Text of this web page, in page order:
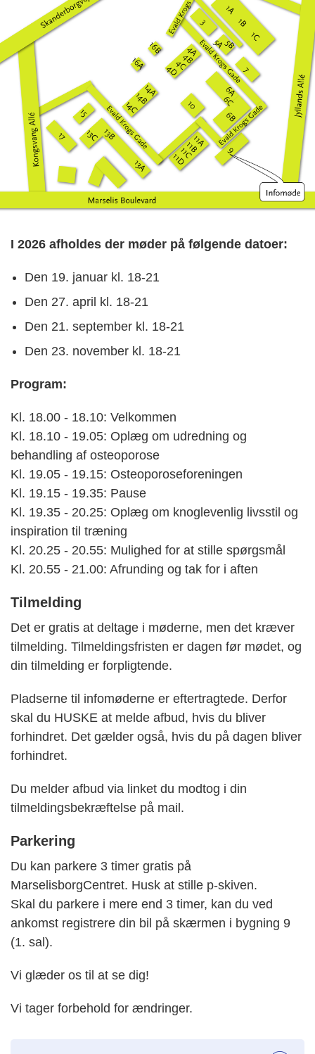
I 2026 afholdes der møder på følgende datoer:
Den 19. januar kl. 18-21
Den 27. april kl. 18-21
Den 21. september kl. 18-21
Den 23. november kl. 18-21
Program:
Kl. 18.00 - 18.10: Velkommen
Kl. 18.10 - 19.05: Oplæg om udredning og
behandling af osteoporose
Kl. 19.05 - 19.15: Osteoporoseforeningen
Kl. 19.15 - 19.35: Pause
Kl. 19.35 - 20.25: Oplæg om knoglevenlig livsstil og
inspiration til træning
Kl. 20.25 - 20.55: Mulighed for at stille spørgsmål
Kl. 20.55 - 21.00: Afrunding og tak for i aften
Tilmelding
Det er gratis at deltage i møderne, men det kræver
tilmelding. Tilmeldingsfristen er dagen før mødet, og
din tilmelding er forpligtende.
Pladserne til infomøderne er eftertragtede. Derfor
skal du HUSKE at melde afbud, hvis du bliver
forhindret. Det gælder også, hvis du på dagen bliver
forhindret.
Du melder afbud via linket du modtog i din
tilmeldingsbekræftelse på mail.
Parkering
Du kan parkere 3 timer gratis på
MarselisborgCentret. Husk at stille p-skiven.
Skal du parkere i mere end 3 timer, kan du ved
ankomst registrere din bil på skærmen i bygning 9
(1. sal).
Vi glæder os til at se dig!
Vi tager forbehold for ændringer.